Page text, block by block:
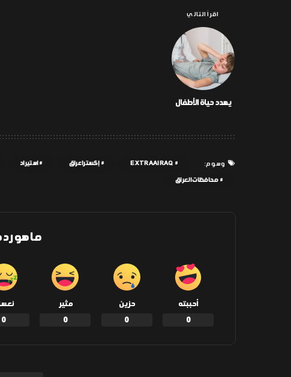
اقرأ التالي
يهدد حياة الأطفال
وسوم: EXTRAAIRAQ إكسترا عراق استيراد
محافظات العراق
ما هو
أحببته
0
حزين
0
مثير
0
0